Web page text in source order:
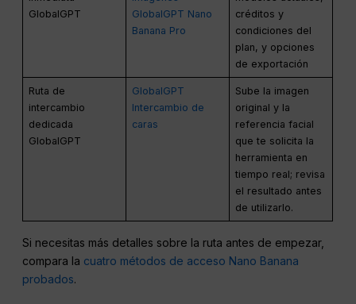
GlobalGPT
GlobalGPT Nano
Banana Pro
créditos y
condiciones del
plan, y opciones
de exportación
Ruta de
intercambio
dedicada
GlobalGPT
GlobalGPT
Intercambio de
caras
Sube la imagen
original y la
referencia facial
que te solicita la
herramienta en
tiempo real; revisa
el resultado antes
de utilizarlo.
Si necesitas más detalles sobre la ruta antes de empezar,
compara la cuatro métodos de acceso Nano Banana
probados.